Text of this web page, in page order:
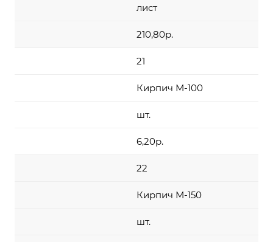
лист
210,80р.
21
Кирпич М-100
шт.
6,20р.
22
Кирпич М-150
шт.